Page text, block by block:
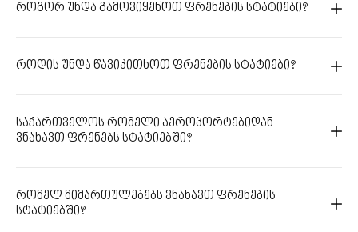
როგორ უნდა გამოვიყენოთ ფრენების სტატიები?
როდის უნდა წავიკითხოთ ფრენების სტატიები?
საქართველოს რომელი აეროპორტებიდან
ვნახავთ ფრენებს სტატიებში?
რომელ მიმართულებებს ვნახავთ ფრენების
სტატიებში?